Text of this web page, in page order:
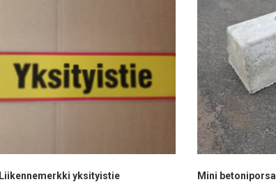
Liikennemerkki yksityistie Mini